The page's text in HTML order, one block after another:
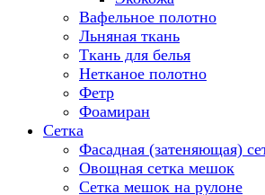
Вафельное полотно
Льняная ткань
Ткань для белья
Нетканое полотно
Фетр
Фоамиран
Сетка
Фасадная (затеняющая)
Овощная сетка мешок
Сетка мешок на рулоне